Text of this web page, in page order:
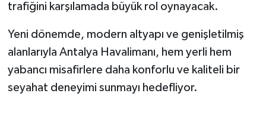
trafiğini karşılamada büyük rol oynayacak.
Yeni dönemde, modern altyapı ve genişletilmiş
alanlarıyla Antalya Havalimanı, hem yerli hem
yabancı misafirlere daha konforlu ve kaliteli bir
seyahat deneyimi sunmayı hedefliyor.